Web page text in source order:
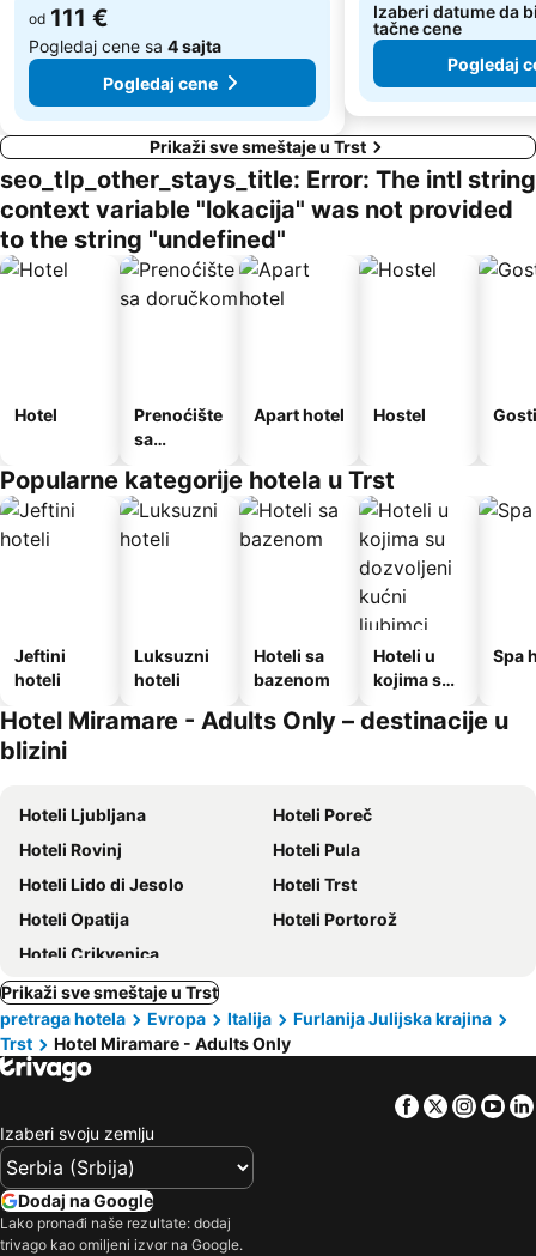
od 111 €
Pogledaj cene sa 4 sajta
Pogledaj cene
Izaberi datume da
tačne cene
Pogledaj
Prikaži sve smeštaje u Trst
seo_tlp_other_stays_title: Error: The intl string
context variable "lokacija" was not provided
to the string "undefined"
Hotel
Prenoćište
sa
Apart hotel Hostel
Popularne kategorije hotela u Trst
Jeftini
hoteli
Luksuzni
hoteli
Hoteli sa
bazenom
Hoteli u
kojima su
kućni
Spa
Hotel Miramare - Adults Only – destinacije u
blizini
Hoteli Ljubljana
Hoteli Poreč
Hoteli Rovinj
Hoteli Pula
Hoteli Lido di Jesolo
Hoteli Trst
Hoteli Opatija
Hoteli Portorož
Hoteli Crikvenica
Prikaži sve smeštaje u Trst
pretraga hotela
Evropa Italija
Furlanija Julijska krajina
Trst
Hotel Miramare - Adults Only
Facebook
Twitter
Izaberi svoju zemlju
Dodaj na Google
Lako pronađi naše rezultate: dodaj
trivago kao omiljeni izvor na Google.